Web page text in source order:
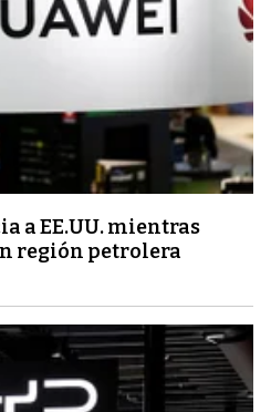
a EE.UU. mientras
región petrolera